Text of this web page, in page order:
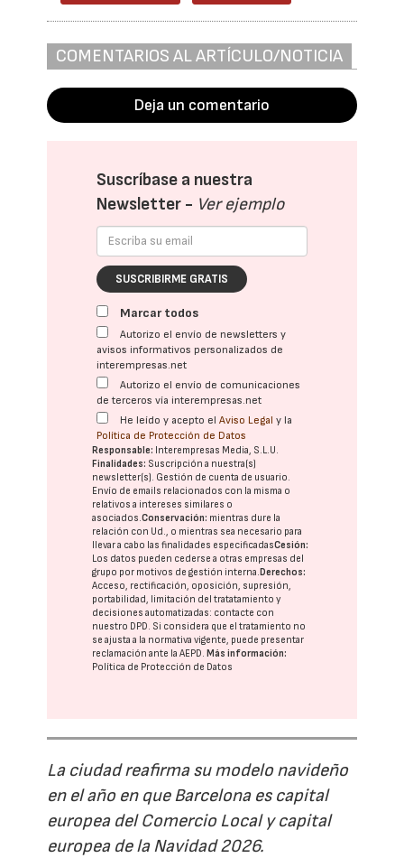
COMENTARIOS AL ARTÍCULO/NOTICIA
Deja un comentario
Suscríbase a nuestra
Newsletter - Ver ejemplo
SUSCRIBIRME GRATIS
Marcar todos
Autorizo el envío de newsletters y
avisos informativos personalizados de
interempresas.net
Autorizo el envío de comunicaciones
de terceros vía interempresas.net
He leído y acepto elAviso Legal y la
Política de Protección de Datos
Responsable: Interempresas Media, S.L.U.
Finalidades: Suscripción a nuestra(s)
newsletter(s). Gestión de cuenta de usuario.
Envío de emails relacionados con la misma o
relativos a intereses similares o
asociados.Conservación: mientras dure la
relación con Ud., o mientras sea necesario para
llevar a cabo las finalidades especificadasCesión:
Los datos pueden cederse a otras empresas del
grupo por motivos de gestión interna.Derechos:
Acceso, rectificación, oposición, supresión,
portabilidad, limitación del tratatamiento y
decisiones automatizadas: contacte con
nuestro DPD. Si considera que el tratamiento no
se ajusta a la normativa vigente, puede presentar
reclamación ante laAEPD.Más información:
Política de Protección de Datos
La ciudad reafirma su modelo navideño
en el año en que Barcelona es capital
europea del Comercio Local y capital
europea de la Navidad 2026.